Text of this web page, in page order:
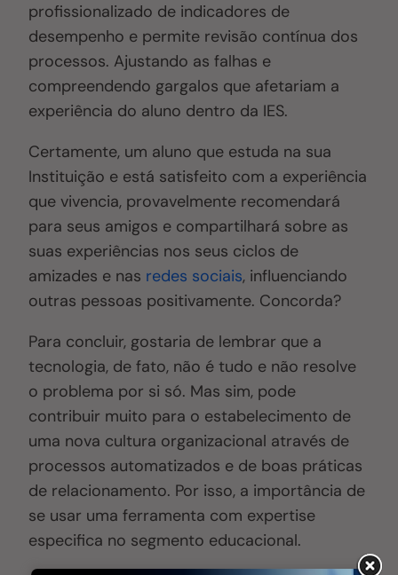
profissionalizado de indicadores de
desempenho e permite revisão contínua dos
processos. Ajustando as falhas e
compreendendo gargalos que afetariam a
experiência do aluno dentro da IES.
Certamente, um aluno que estuda na sua
Instituição e está satisfeito com a experiência
que vivencia, provavelmente recomendará
para seus amigos e compartilhará sobre as
suas experiências nos seus ciclos de
amizades e nas redes sociais, influenciando
outras pessoas positivamente. Concorda?
Para concluir, gostaria de lembrar que a
tecnologia, de fato, não é tudo e não resolve
o problema por si só. Mas sim, pode
contribuir muito para o estabelecimento de
uma nova cultura organizacional através de
processos automatizados e de boas práticas
de relacionamento. Por isso, a importância de
se usar uma ferramenta com expertise
especifica no segmento educacional.